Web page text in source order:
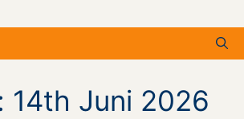
14th Juni 2026